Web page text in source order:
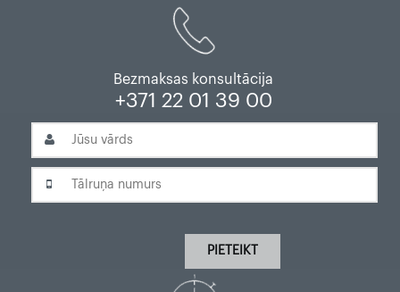
Bezmaksas konsultācija
+371 22 01 39 00
PIETEIKT